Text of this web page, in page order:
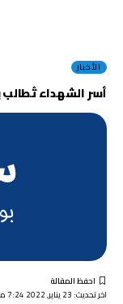
الأخبار
أسر الشهداء تُطالب
اخر تحديث: 23 يناير, 2022 7:24 مساءً